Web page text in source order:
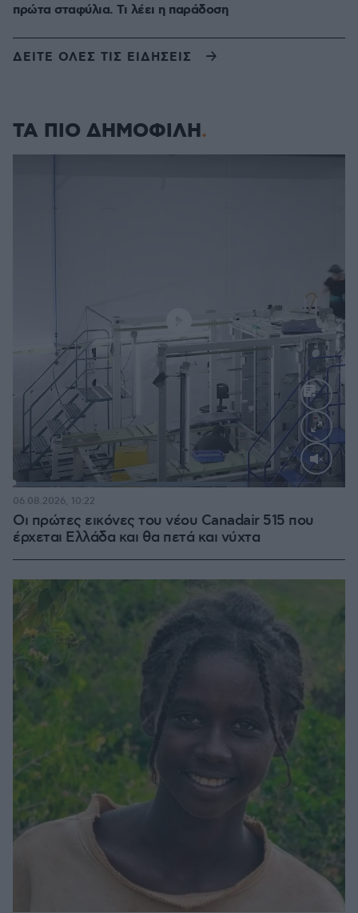
πρώτα σταφύλια. Τι λέει η παράδοση
ΔΕΙΤΕ ΟΛΕΣ ΤΙΣ ΕΙΔΗΣΕΙΣ
ΤΑ ΠΙΟ ΔΗΜΟΦΙΛΗ
Loaded
Οι πρώτες εικόνες του νέου Canadair 515 που
έρχεται Ελλάδα και θα πετά και νύχτα
06.08.2026, 10:22